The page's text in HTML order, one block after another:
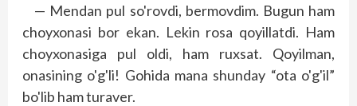
— Mendan pul so'rovdi, bermovdim. Bugun ham
choyxonasi bor ekan. Lekin rosa qoyillatdi. Ham
choyxonasiga pul oldi, ham ruxsat. Qoyilman,
onasining o'g'li! Gohida mana shunday “ota o'g'il”
bo'lib ham turaver.